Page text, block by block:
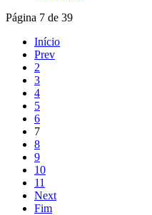
Página 7 de 39
Início
Prev
2
3
4
5
6
7
8
9
10
11
Next
Fim